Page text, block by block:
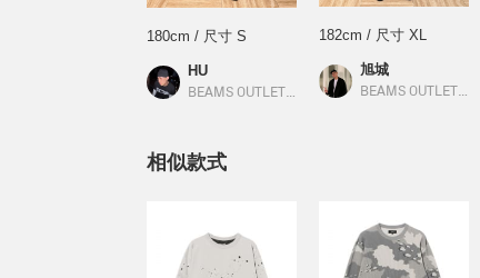
180cm / 尺寸 S
HU
BEAMS OUTLET 林口 ／ BEAMS HEART
182cm / 尺寸 XL
旭城
BEAMS OUTLET 林口
相似款式